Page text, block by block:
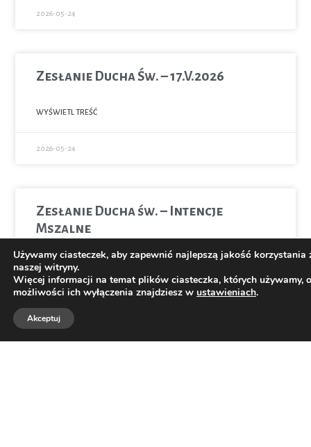
2026-05-24
Zesłanie Ducha Św. – 17.V.2026
WYŚWIETL TREŚĆ
2026-05-24
Zesłanie Ducha św. – Intencje
Mszalne
WYŚWIETL TREŚĆ
Używamy ciasteczek, aby zapewnić najlepszą jakość korzystania
naszej witryny.
Więcej informacji na temat plików ciasteczka, których używamy,
możliwości ich wyłączenia znajdziesz w ustawieniach.
Akceptuj